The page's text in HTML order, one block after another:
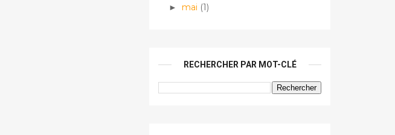
► mai (1)
RECHERCHER PAR MOT-CLÉ